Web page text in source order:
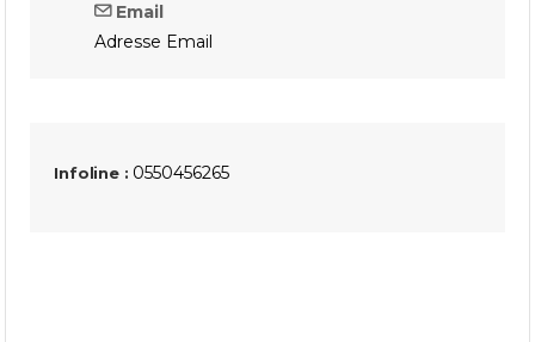
Email
Adresse Email
Infoline : 0550456265